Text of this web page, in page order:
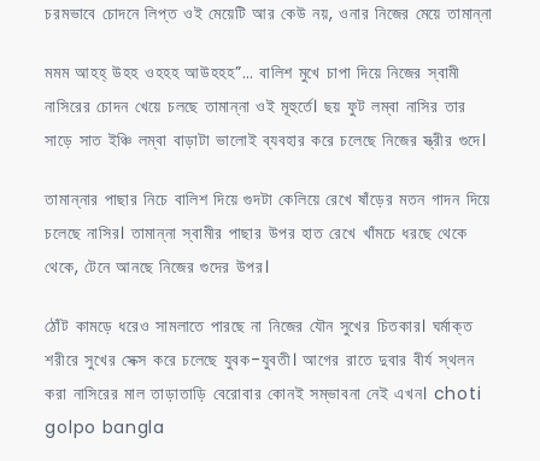
চরমভাবে চোদনে লিপ্ত ওই মেয়েটি আর কেউ নয়, ওনার নিজের মেয়ে তামান্না
মমম আহহ্ উহহ ওহহহ আউহহহ”… বালিশ মুখে চাপা দিয়ে নিজের স্বামী
নাসিরের চোদন খেয়ে চলছে তামান্না ওই মূহুর্তে। ছয় ফুট লম্বা নাসির তার
সাড়ে সাত ইঞ্চি লম্বা বাড়াটা ভালোই ব্যবহার করে চলেছে নিজের স্ত্রীর গুদে।
তামান্নার পাছার নিচে বালিশ দিয়ে গুদটা কেলিয়ে রেখে ষাঁড়ের মতন গাদন দিয়ে
চলেছে নাসির। তামান্না স্বামীর পাছার উপর হাত রেখে খাঁমচে ধরছে থেকে
থেকে, টেনে আনছে নিজের গুদের উপর।
ঠোঁট কামড়ে ধরেও সামলাতে পারছে না নিজের যৌন সুখের চিতকার। ঘর্মাক্ত
শরীরে সুখের সেক্স করে চলেছে যুবক-যুবতী। আগের রাতে দুবার বীর্য স্থলন
করা নাসিরের মাল তাড়াতাড়ি বেরোবার কোনই সম্ভাবনা নেই এখন। choti
golpo bangla